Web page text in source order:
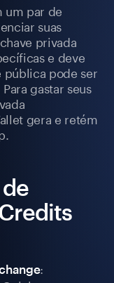
um par de
suas
privada
e deve
pública pode ser
gastar seus
gera e retém
: